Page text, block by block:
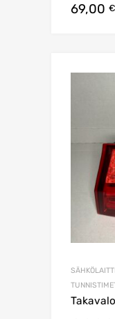
69,00 €
Takavalo